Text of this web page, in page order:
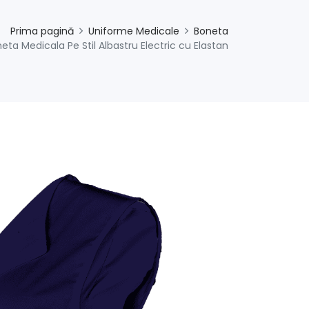
Prima pagină Uniforme Medicale
Boneta
Medicala Pe Stil Albastru Electric cu Elastan